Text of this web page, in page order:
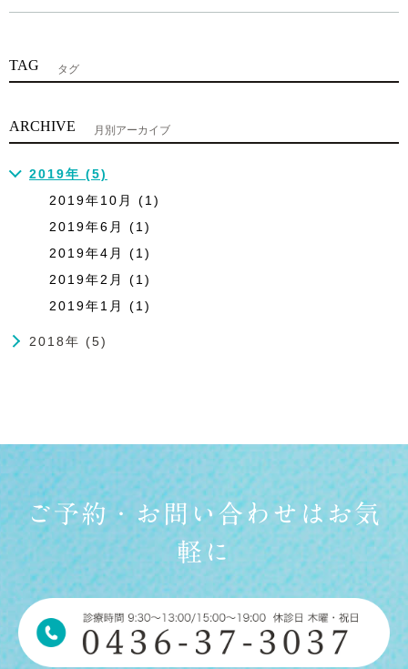
TAG タグ
ARCHIVE 月別アーカイブ
2019年 (5)
2019年10月 (1)
2019年6月 (1)
2019年4月 (1)
2019年2月 (1)
2019年1月 (1)
2018年 (5)
ご予約・お問い合わせはお気
軽に